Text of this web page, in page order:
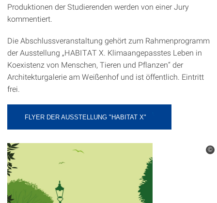
Produktionen der Studierenden werden von einer Jury
kommentiert.
Die Abschlussveranstaltung gehört zum Rahmenprogramm
der Ausstellung „HABITAT X. Klimaangepasstes Leben in
Koexistenz von Menschen, Tieren und Pflanzen“ der
Architekturgalerie am Weißenhof und ist öffentlich. Eintritt
frei.
FLYER DER AUSSTELLUNG "HABITAT X"
©